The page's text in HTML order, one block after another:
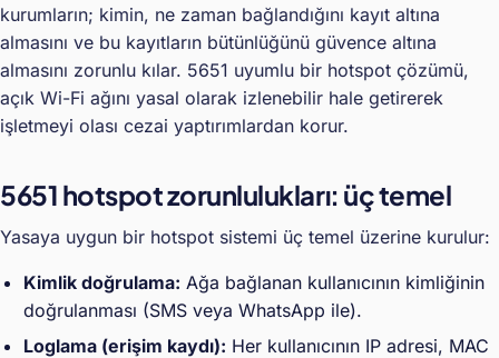
kurumların; kimin, ne zaman bağlandığını kayıt altına
almasını ve bu kayıtların bütünlüğünü güvence altına
almasını zorunlu kılar. 5651 uyumlu bir hotspot çözümü,
açık Wi-Fi ağını yasal olarak izlenebilir hale getirerek
işletmeyi olası cezai yaptırımlardan korur.
5651 hotspot zorunlulukları: üç temel
Yasaya uygun bir hotspot sistemi üç temel üzerine kurulur:
Kimlik doğrulama: Ağa bağlanan kullanıcının kimliğinin
doğrulanması (SMS veya WhatsApp ile).
Loglama (erişim kaydı): Her kullanıcının IP adresi, MAC